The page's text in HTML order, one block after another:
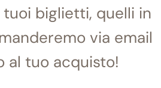
biglietti, quelli in
via email
al tuo acquisto!